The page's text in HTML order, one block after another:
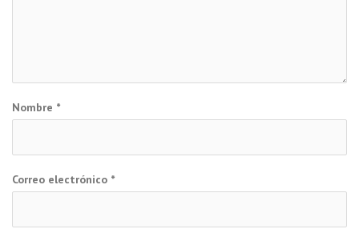
Nombre *
Correo electrónico *